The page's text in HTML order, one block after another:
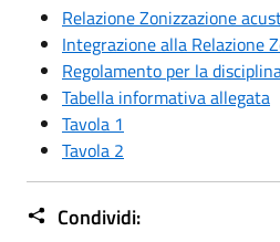
Relazione Zonizzazione
Integrazione alla Relazione
Regolamento per la
Tabella informativa allegata
Tavola 1
Tavola 2
Condividi: